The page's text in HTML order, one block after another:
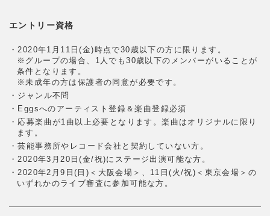
エントリー資格
・2020年1月11日(金)時点で30歳以下の方に限ります。
※グループの場合、1人でも30歳以下のメンバーがいることが
条件となります。
※未成年の方は保護者の同意が必要です。
・ジャンル不問
・Eggsへのアーティスト登録＆楽曲登録必須
・応募楽曲が1曲以上必要となります。楽曲はオリジナルに限り
ます。
・芸能事務所やレコード会社と契約していない方。
・2020年3月20日(金/祝)にステージ出演可能な方。
・2020年2月9日(日)＜大阪会場＞、11日(火/祝)＜東京会場＞の
いずれかのライブ審査に参加可能な方。